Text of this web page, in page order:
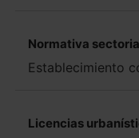
Normativa
Establecimiento
Licencias